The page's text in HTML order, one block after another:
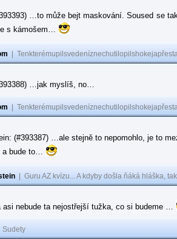
…to může bejt maskování. Soused se
s kámošem…
…jak myslíš, no…
(#393387) …ale stejně to nepomohlo, je to
a bude to…
Guru AZ kvízu... A kdyby došla ňáká hláška,
asi nebude ta nejostřejší tužka, co si budeme …
Sudety